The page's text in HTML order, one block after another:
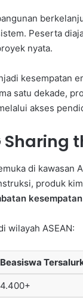
Peserta
nyata.
kesempatan
satu dekade,
akses
Sharing
di kawasan
produk
kesempatan
wilayah ASEAN:
Beasiswa
4.400+